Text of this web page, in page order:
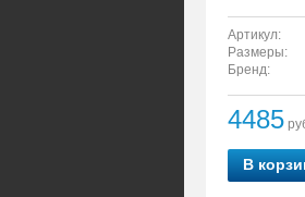
Артикул:
Размеры:
Бренд:
4485
В